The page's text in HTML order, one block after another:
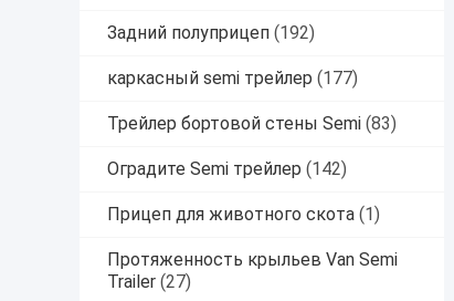
Задний полуприцеп (192)
каркасный semi трейлер (177)
Трейлер бортовой стены Semi (83)
Оградите Semi трейлер (142)
Прицеп для животного скота (1)
Протяженность крыльев Van Semi
Trailer (27)